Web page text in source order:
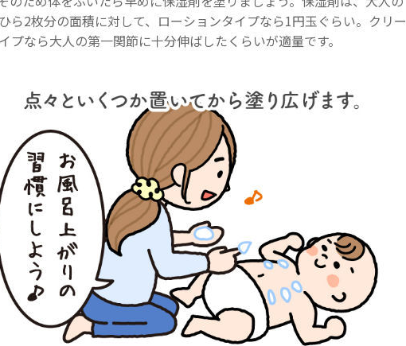
ら2枚分の面積に対して、ローションタイプなら1円玉ぐらい。クリー
プなら大人の第一関節に十分伸ばしたくらいが適量です。